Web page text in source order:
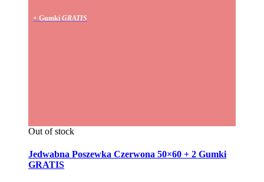
+ Gumki GRATIS
Out of stock
Jedwabna Poszewka Czerwona 50×60 + 2 Gumki
GRATIS